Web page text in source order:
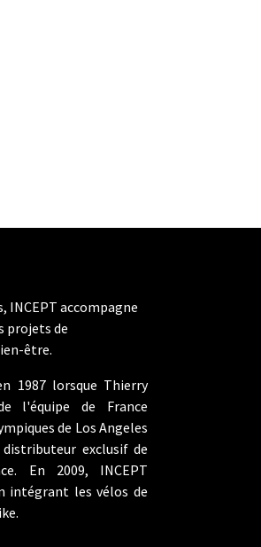
INCEPT accompagne
projets de
être.
1987 lorsque Thierry
l'équipe de France
de Los Angeles
exclusif de
En 2009, INCEPT
intégrant les vélos de